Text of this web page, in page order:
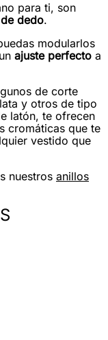
para ti, son
dedo.
modularlos
ajuste perfecto a
de corte
y otros de tipo
latón, te ofrecen
cromáticas que te
vestido que
nuestros anillos